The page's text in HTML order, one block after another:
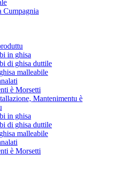
Cumpagnia
in ghisa
di ghisa duttile
malleabile
è Morsetti
Mantenimentu è
in ghisa
di ghisa duttile
malleabile
è Morsetti